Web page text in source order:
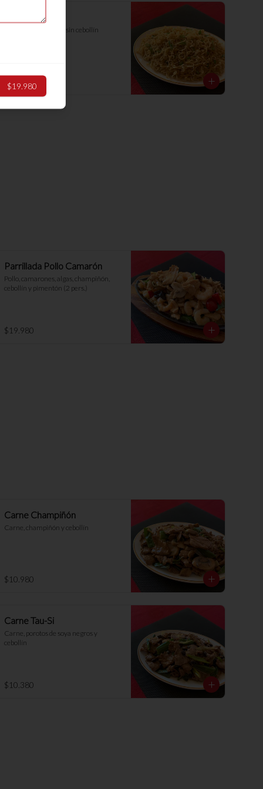
Chaumin Solo
Fideos de trigo, con o sin cebollín
$8.380
Parrillada Pollo Camarón
Pollo, camarones, algas, champiñón,
cebollín y pimentón (2 pers.)
$19.980
Carne Champiñón
Carne, champiñón y cebollín
$10.980
Carne Tau-Si
Carne, porotos de soya negros y
cebollín
$10.380
$19.980